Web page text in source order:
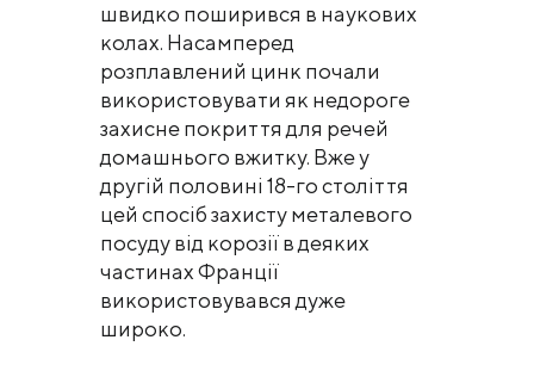
швидко поширився в наукових
колах. Насамперед
розплавлений цинк почали
використовувати як недороге
захисне покриття для речей
домашнього вжитку. Вже у
другій половині 18-го століття
цей спосіб захисту металевого
посуду від корозії в деяких
частинах Франції
використовувався дуже
широко.